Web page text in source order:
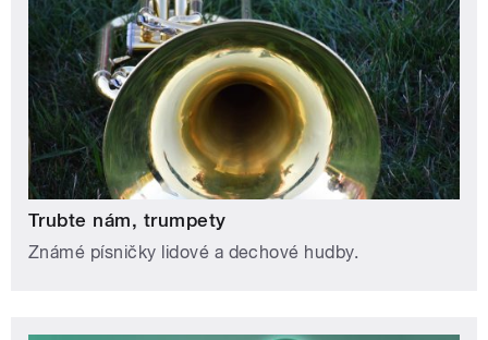
Trubte nám, trumpety
Známé písničky lidové a dechové hudby.